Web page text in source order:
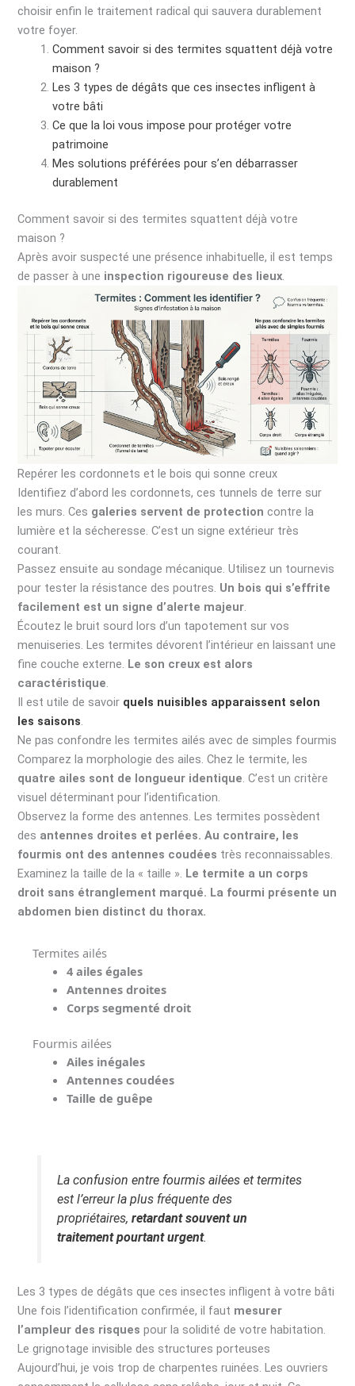
choisir enfin le traitement radical qui sauvera durablement
votre foyer.
Comment savoir si des termites squattent déjà votre
maison ?
Les 3 types de dégâts que ces insectes infligent à
votre bâti
Ce que la loi vous impose pour protéger votre
patrimoine
Mes solutions préférées pour s’en débarrasser
durablement
Comment savoir si des termites squattent déjà votre
maison ?
Après avoir suspecté une présence inhabituelle, il est temps
de passer à une inspection rigoureuse des lieux.
Repérer les cordonnets et le bois qui sonne creux
Identifiez d’abord les cordonnets, ces tunnels de terre sur
les murs. Ces galeries servent de protection contre la
lumière et la sécheresse. C’est un signe extérieur très
courant.
Passez ensuite au sondage mécanique. Utilisez un tournevis
pour tester la résistance des poutres. Un bois qui s’effrite
facilement est un signe d’alerte majeur.
Écoutez le bruit sourd lors d’un tapotement sur vos
menuiseries. Les termites dévorent l’intérieur en laissant une
fine couche externe. Le son creux est alors
caractéristique.
Il est utile de savoir quels nuisibles apparaissent selon
les saisons.
Ne pas confondre les termites ailés avec de simples fourmis
Comparez la morphologie des ailes. Chez le termite, les
quatre ailes sont de longueur identique. C’est un critère
visuel déterminant pour l’identification.
Observez la forme des antennes. Les termites possèdent
des antennes droites et perlées. Au contraire, les
fourmis ont des antennes coudées très reconnaissables.
Examinez la taille de la « taille ». Le termite a un corps
droit sans étranglement marqué. La fourmi présente un
abdomen bien distinct du thorax.
Termites ailés
4 ailes égales
Antennes droites
Corps segmenté droit
Fourmis ailées
Ailes inégales
Antennes coudées
Taille de guêpe
La confusion entre fourmis ailées et termites
est l’erreur la plus fréquente des
propriétaires, retardant souvent un
traitement pourtant urgent.
Les 3 types de dégâts que ces insectes infligent à votre bâti
Une fois l’identification confirmée, il faut mesurer
l’ampleur des risques pour la solidité de votre habitation.
Le grignotage invisible des structures porteuses
Aujourd’hui, je vois trop de charpentes ruinées. Les ouvriers